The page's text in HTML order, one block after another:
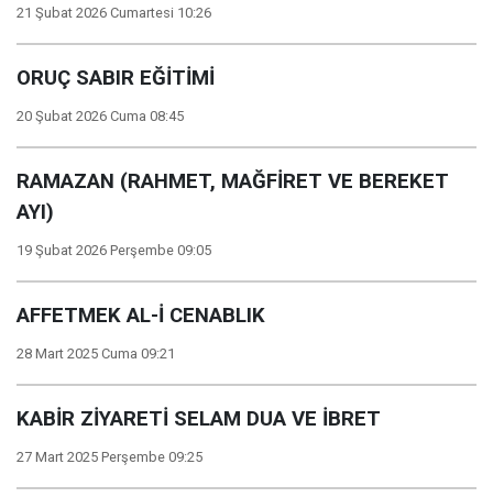
21 Şubat 2026 Cumartesi 10:26
ORUÇ SABIR EĞİTİMİ
20 Şubat 2026 Cuma 08:45
RAMAZAN (RAHMET, MAĞFİRET VE BEREKET
AYI)
19 Şubat 2026 Perşembe 09:05
AFFETMEK AL-İ CENABLIK
28 Mart 2025 Cuma 09:21
KABİR ZİYARETİ SELAM DUA VE İBRET
27 Mart 2025 Perşembe 09:25